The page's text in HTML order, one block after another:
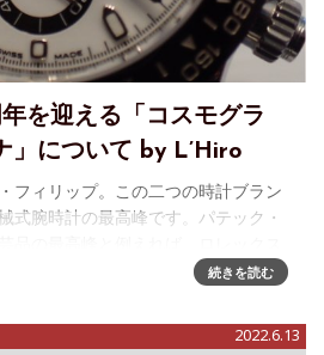
を迎える「コスモグラ
」について by L’Hiro
フィリップ。この二つの時計ブラン
式腕時計の最高峰です。パテック・
です。もっと抽象化すれば、超芸術
続きを読む
2022.6.13